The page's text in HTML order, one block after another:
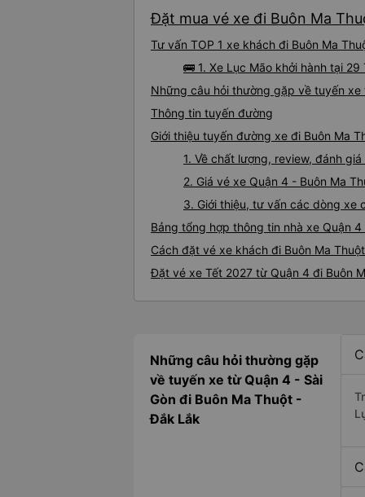
Đặt mua vé xe đi Buôn Ma
Tư vấn TOP 1 xe khách đi Buôn Ma
🚌 1. Xe Lục Mão khởi hành tại
Những câu hỏi thường gặp về tuyến
Thông tin tuyến đường
Giới thiệu tuyến đường xe đi Buôn Ma
1. Về chất lượng, review, đánh
2. Giá vé xe Quận 4 - Buôn Ma
3. Giới thiệu, tư vấn các dòng xe
Bảng tổng hợp thông tin nhà xe Quận
Cách đặt vé xe khách đi Buôn Ma
Đặt vé xe Tết 2027 từ Quận 4 đi Buôn
Những câu hỏi thường gặp
về tuyến xe từ Quận 4 - Sài
Gòn đi Buôn Ma Thuột -
Đắk Lắk